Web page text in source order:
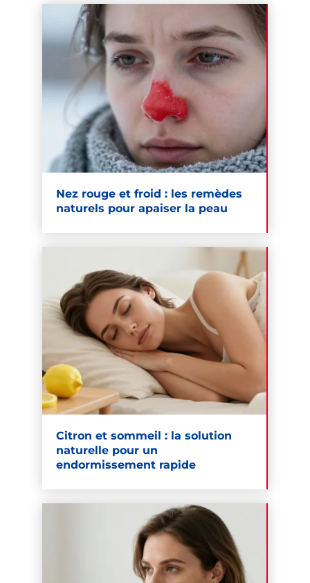
Nez rouge et froid : les remèdes
naturels pour apaiser la peau
Citron et sommeil : la solution
naturelle pour un
endormissement rapide